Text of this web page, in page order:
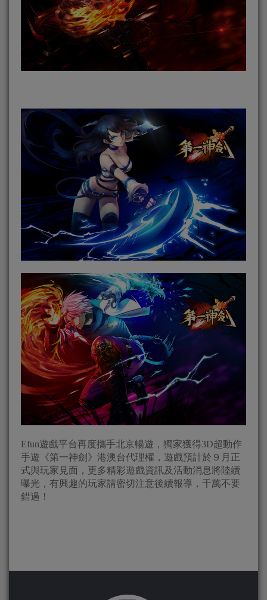
Efun遊戲平台再度攜手北京暢遊，獨家獲得3D超動作
手遊《第一神劍》港澳台代理權，遊戲預計於９月正
式與玩家見面，更多精彩遊戲資訊及活動消息將陸續
曝光，有興趣的玩家請密切注意後續報導，千萬不要
錯過！